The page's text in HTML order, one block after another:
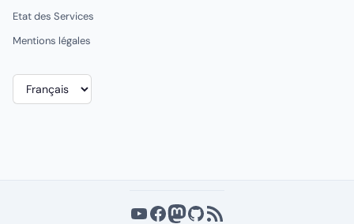
Etat des Services
Mentions légales
Choisir
une
YouTube
Facebook
Mastodon
GitHub
Flux RSS